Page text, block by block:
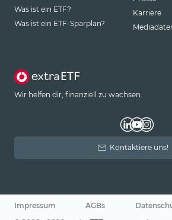
Was ist ein ETF?
Was ist ein ETF-Sparplan?
Karriere
Wir helfen dir, finanziell zu wachsen.
Kontaktiere uns!
Impressum AGBs